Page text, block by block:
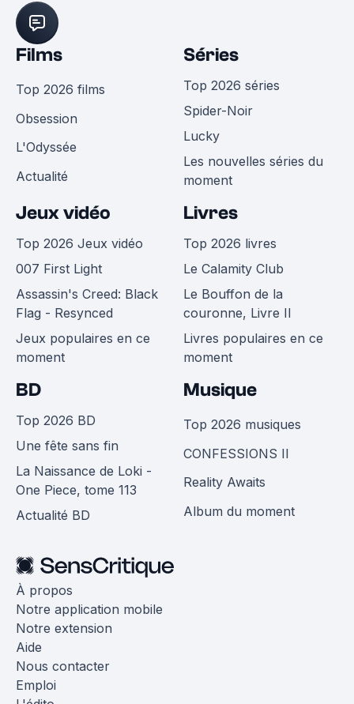
Films
Top 2026 films
Obsession
L'Odyssée
Actualité
Séries
Top 2026 séries
Spider-Noir
Lucky
Les nouvelles séries du
moment
Jeux vidéo
Top 2026 Jeux vidéo
007 First Light
Assassin's Creed: Black
Flag - Resynced
Jeux populaires en ce
moment
Livres
Top 2026 livres
Le Calamity Club
Le Bouffon de la
couronne, Livre II
Livres populaires en ce
moment
BD
Top 2026 BD
Une fête sans fin
La Naissance de Loki -
One Piece, tome 113
Actualité BD
Musique
Top 2026 musiques
CONFESSIONS II
Reality Awaits
Album du moment
À propos
Notre application mobile
Notre extension
Aide
Nous contacter
Emploi